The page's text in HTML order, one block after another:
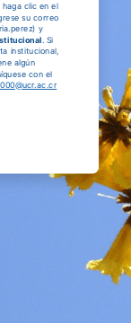
clic en el
su correo
y
. Si
institucional,
algún
con el